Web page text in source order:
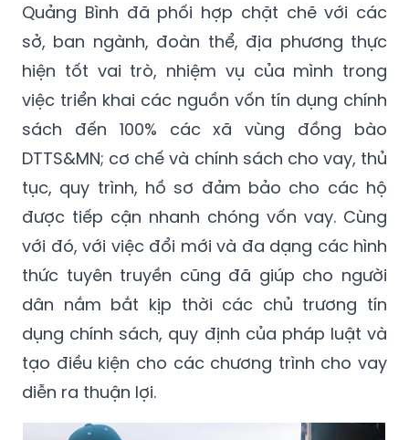
Quảng Bình đã phối hợp chặt chẽ với các
sở, ban ngành, đoàn thể, địa phương thực
hiện tốt vai trò, nhiệm vụ của mình trong
việc triển khai các nguồn vốn tín dụng chính
sách đến 100% các xã vùng đồng bào
DTTS&MN; cơ chế và chính sách cho vay, thủ
tục, quy trình, hồ sơ đảm bảo cho các hộ
được tiếp cận nhanh chóng vốn vay. Cùng
với đó, với việc đổi mới và đa dạng các hình
thức tuyên truyền cũng đã giúp cho người
dân nắm bắt kịp thời các chủ trương tín
dụng chính sách, quy định của pháp luật và
tạo điều kiện cho các chương trình cho vay
diễn ra thuận lợi.